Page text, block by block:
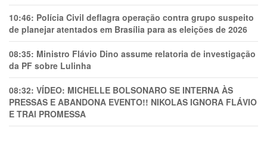
10:46: Polícia Civil deflagra operação contra grupo suspeito
de planejar atentados em Brasília para as eleições de 2026
08:35: Ministro Flávio Dino assume relatoria de investigação
da PF sobre Lulinha
08:32: VÍDEO: MICHELLE BOLSONARO SE INTERNA ÀS
PRESSAS E ABANDONA EVENTO!! NIKOLAS IGNORA FLÁVIO
E TRAl PROMESSA